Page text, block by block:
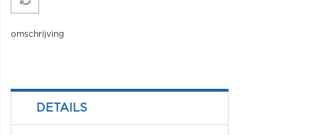
omschrijving
DETAILS